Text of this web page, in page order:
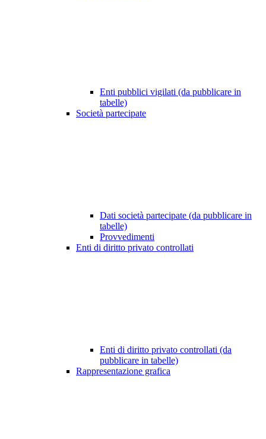
Enti pubblici vigilati (da pubblicare in
tabelle)
Società partecipate
Dati società partecipate (da pubblicare in
tabelle)
Provvedimenti
Enti di diritto privato controllati
Enti di diritto privato controllati (da
pubblicare in tabelle)
Rappresentazione grafica